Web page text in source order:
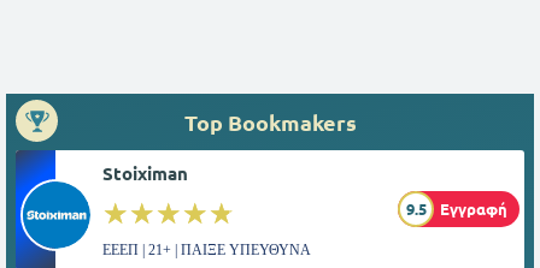
Top Bookmakers
Stoiximan
☆☆☆☆☆
★★★★★ 9.5 Εγγραφή
ΕΕΕΠ | 21+ | ΠΑΙΞΕ ΥΠΕΥΘΥΝΑ